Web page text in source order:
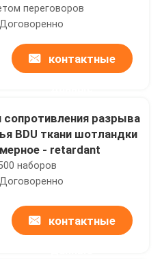
переговоров
Договоренно
контактные
сопротивления разрыва
BDU ткани шотландки
- retardant
наборов
Договоренно
контактные